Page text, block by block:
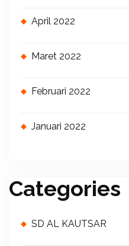
April 2022
Maret 2022
Februari 2022
Januari 2022
Categories
SD AL KAUTSAR